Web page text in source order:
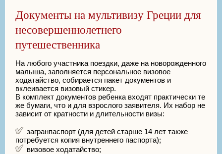
Документы на мультивизу Греции для
несовершеннолетнего
путешественника
На любого участника поездки, даже на новорожденного
малыша, заполняется персональное визовое
ходатайство, собирается пакет документов и
вклеивается визовый стикер.
В комплект документов ребенка входят практически те
же бумаги, что и для взрослого заявителя. Их набор не
зависит от кратности и длительности визы:
загранпаспорт (для детей старше 14 лет также
потребуется копия внутреннего паспорта);
визовое ходатайство;